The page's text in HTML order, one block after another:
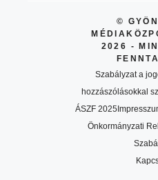
©
2026 -
Szabályzat a
hozzászólásokkal
ÁSZF 2025
Önkormányzati